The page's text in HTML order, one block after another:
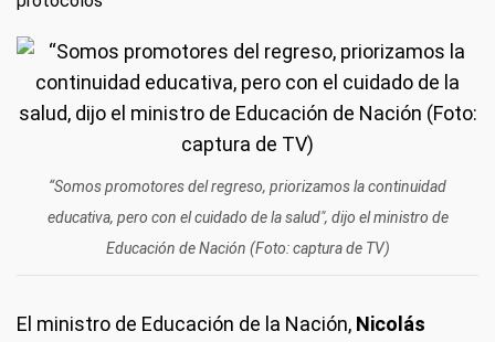
“Somos promotores del regreso, priorizamos la continuidad
educativa, pero con el cuidado de la salud", dijo el ministro de
Educación de Nación (Foto: captura de TV)
El ministro de Educación de la Nación, Nicolás